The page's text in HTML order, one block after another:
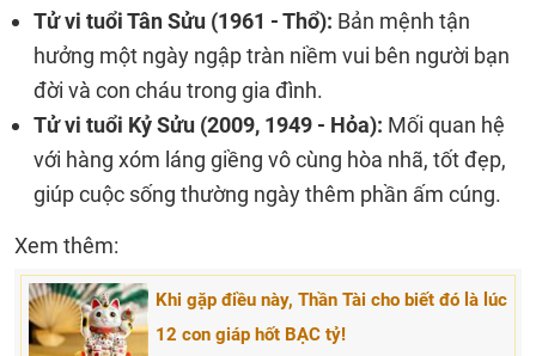
Tử vi tuổi Tân Sửu (1961 - Thổ): Bản mệnh tận
hưởng một ngày ngập tràn niềm vui bên người bạn
đời và con cháu trong gia đình.
Tử vi tuổi Kỷ Sửu (2009, 1949 - Hỏa): Mối quan hệ
với hàng xóm láng giềng vô cùng hòa nhã, tốt đẹp,
giúp cuộc sống thường ngày thêm phần ấm cúng.
Xem thêm:
Khi gặp điều này, Thần Tài cho biết đó là lúc
12 con giáp hốt BẠC tỷ!